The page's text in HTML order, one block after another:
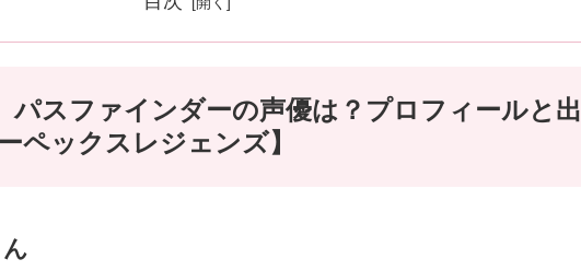
パスファインダーの声優は？プロフィールと出
ペックスレジェンズ】